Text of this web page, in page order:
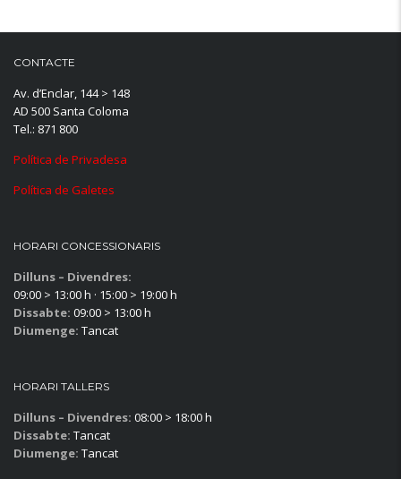
CONTACTE
Av. d’Enclar, 144 > 148
AD 500 Santa Coloma
Tel.: 871 800
Política de Privadesa
Política de Galetes
HORARI CONCESSIONARIS
Dilluns – Divendres:
09:00 > 13:00 h · 15:00 > 19:00 h
Dissabte: 09:00 > 13:00 h
Diumenge: Tancat
HORARI TALLERS
Dilluns – Divendres: 08:00 > 18:00 h
Dissabte: Tancat
Diumenge: Tancat